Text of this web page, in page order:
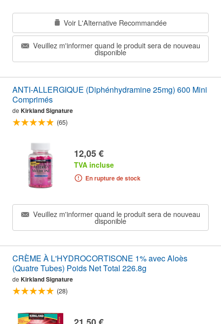
Voir L'Alternative Recommandée
Veuillez m'informer quand le produit sera de nouveau
disponible
ANTI-ALLERGIQUE (Diphénhydramine 25mg) 600 Mini
Comprimés
de Kirkland Signature
(65)
12,05 €
TVA incluse
En rupture de stock
Veuillez m'informer quand le produit sera de nouveau
disponible
CRÈME À L'HYDROCORTISONE 1% avec Aloès
(Quatre Tubes) Poids Net Total 226.8g
de Kirkland Signature
(28)